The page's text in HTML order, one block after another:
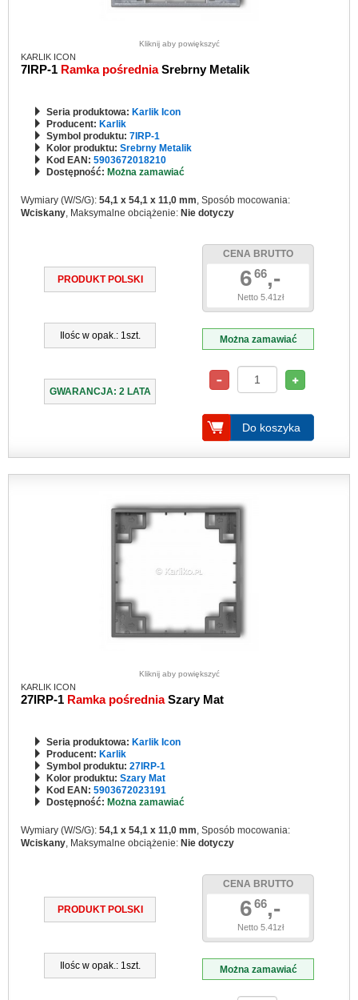
Kliknij aby powiększyć
KARLIK ICON
7IRP-1 Ramka pośredniaSrebrny Metalik
Seria produktowa: Karlik Icon
Producent: Karlik
Symbol produktu: 7IRP-1
Kolor produktu: Srebrny Metalik
Kod EAN: 5903672018210
Dostępność: Można zamawiać
Wymiary (W/S/G): 54,1 x 54,1 x 11,0 mm, Sposób mocowania:
Wciskany, Maksymalne obciążenie: Nie dotyczy
PRODUKT POLSKI
Ilośc w opak.: 1szt.
GWARANCJA: 2 LATA
CENA BRUTTO
666,-
Netto 5.41zł
Można zamawiać
Do koszyka
Kliknij aby powiększyć
KARLIK ICON
27IRP-1 Ramka pośredniaSzary Mat
Seria produktowa: Karlik Icon
Producent: Karlik
Symbol produktu: 27IRP-1
Kolor produktu: Szary Mat
Kod EAN: 5903672023191
Dostępność: Można zamawiać
Wymiary (W/S/G): 54,1 x 54,1 x 11,0 mm, Sposób mocowania:
Wciskany, Maksymalne obciążenie: Nie dotyczy
PRODUKT POLSKI
Ilośc w opak.: 1szt.
CENA BRUTTO
666,-
Netto 5.41zł
Można zamawiać